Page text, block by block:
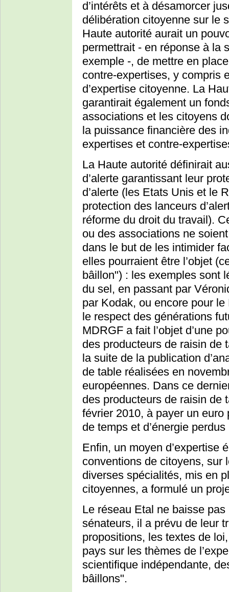
d’intérêts et à désamorcer
délibération citoyenne sur le
Haute autorité aurait un
permettrait - en réponse à la
exemple -, de mettre en
contre-expertises, y compris
d’expertise citoyenne. La
garantirait également un
associations et les citoyens
la puissance financière des
expertises et contre-
La Haute autorité définirait
d’alerte garantissant leur
d’alerte (les Etats Unis et le
protection des lanceurs
réforme du droit du travail).
ou des associations ne
dans le but de les intimider
elles pourraient être l’objet
bâillon") : les exemples sont
du sel, en passant par
par Kodak, ou encore pour
le respect des générations
MDRGF a fait l’objet d’une
des producteurs de raisin de
la suite de la publication
de table réalisées en
européennes. Dans ce
des producteurs de raisin de
février 2010, à payer un
de temps et d’énergie perdus
Enfin, un moyen d’expertise
conventions de citoyens, sur
diverses spécialités, mis en
citoyennes, a formulé un
Le réseau Etal ne baisse
sénateurs, il a prévu de leur
propositions, les textes de
pays sur les thèmes de
scientifique indépendante,
bâillons".